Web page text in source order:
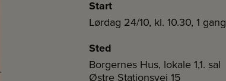
Start
Lørdag 24/10, kl. 10.30, 1 gang
Sted
Borgernes Hus, lokale 1,1. sal
Østre Stationsvej 15